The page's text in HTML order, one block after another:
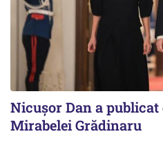
Nicuşor Dan a publicat
Mirabelei Grădinaru